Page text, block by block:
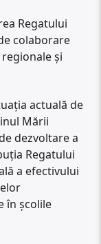
Regatului
colaborare
și
actuală de
Mării
dezvoltare a
Regatului
a efectivului
în școlile